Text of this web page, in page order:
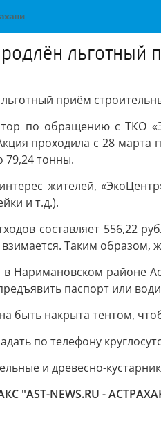
льготный
приём
по обращению с ТКО
проходила с 28
79,24 тонны.
жителей,
и т.д.).
составляет 556,22
Таким образом,
Наримановском районе
паспорт или
быть накрыта тентом,
по телефону
и древесно-
"AST-NEWS.RU -